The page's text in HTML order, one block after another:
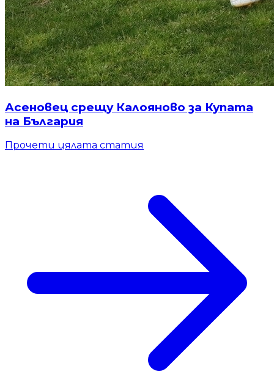
Асеновец срещу Калояново за Купата
на България
Прочети цялата статия